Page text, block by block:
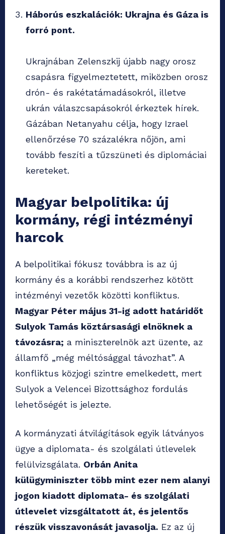
Háborús eszkalációk: Ukrajna és Gáza is
forró pont.
Ukrajnában Zelenszkij újabb nagy orosz
csapásra figyelmeztetett, miközben orosz
drón- és rakétatámadásokról, illetve
ukrán válaszcsapásokról érkeztek hírek.
Gázában Netanyahu célja, hogy Izrael
ellenőrzése 70 százalékra nőjön, ami
tovább feszíti a tűzszüneti és diplomáciai
kereteket.
Magyar belpolitika: új
kormány, régi intézményi
harcok
A belpolitikai fókusz továbbra is az új
kormány és a korábbi rendszerhez kötött
intézményi vezetők közötti konfliktus.
Magyar Péter május 31-ig adott határidőt
Sulyok Tamás köztársasági elnöknek a
távozásra; a miniszterelnök azt üzente, az
államfő „még méltósággal távozhat”. A
konfliktus közjogi szintre emelkedett, mert
Sulyok a Velencei Bizottsághoz fordulás
lehetőségét is jelezte.
A kormányzati átvilágítások egyik látványos
ügye a diplomata- és szolgálati útlevelek
felülvizsgálata. Orbán Anita
külügyminiszter több mint ezer nem alanyi
jogon kiadott diplomata- és szolgálati
útlevelet vizsgáltatott át, és jelentős
részük visszavonását javasolja. Ez az új